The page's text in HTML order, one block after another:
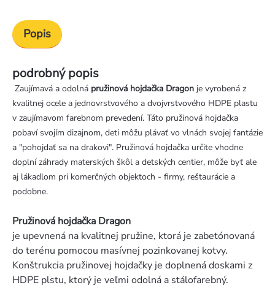
Popis
podrobný popis
Zaujímavá a odolná pružinová hojdačka Dragon je vyrobená z
kvalitnej ocele a jednovrstvového a dvojvrstvového HDPE plastu
v zaujímavom farebnom prevedení. Táto pružinová hojdačka
pobaví svojím dizajnom, deti môžu plávať vo vlnách svojej fantázie
a "pohojdať sa na drakovi". Pružinová hojdačka určite vhodne
doplní záhrady materských škôl a detských centier, môže byť ale
aj lákadlom pri komerčných objektoch - firmy, reštaurácie a
podobne.
Pružinová hojdačka Dragon
je upevnená na kvalitnej pružine, ktorá je zabetónovaná
do terénu pomocou masívnej pozinkovanej kotvy.
Konštrukcia pružinovej hojdačky je doplnená doskami z
HDPE plstu, ktorý je veľmi odolná a stálofarebný.